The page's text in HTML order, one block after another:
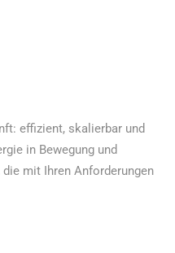
effizient, skalierbar und
in Bewegung und
mit Ihren Anforderungen